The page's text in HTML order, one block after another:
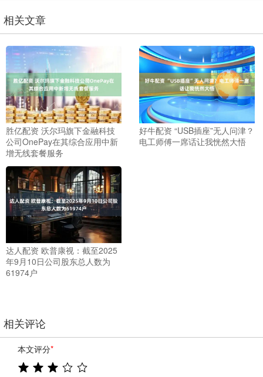
相关文章
胜亿配资 沃尔玛旗下金融科技
公司OnePay在其综合应用中新
增无线套餐服务
好牛配资 “USB插座”无人问津？
电工师傅一席话让我恍然大悟
达人配资 欧普康视：截至2025
年9月10日公司股东总人数为
61974户
相关评论
本文评分*